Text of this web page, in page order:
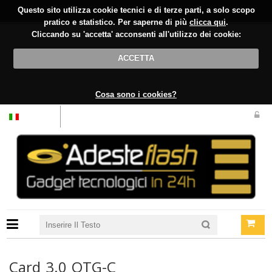
Questo sito utilizza cookie tecnici e di terze parti, a solo scopo
pratico e statistico. Per saperne di più clicca qui.
Cliccando su 'accetta' acconsenti all'utilizzo dei cookie:
ACCETTA
Cosa sono i cookies?
Card 3.0 OTG-C